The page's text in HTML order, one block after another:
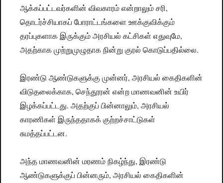
ஆக்கப்பட்டவர்களின் விவகாரம் என்றாலும் சரி,
தொடர்ச்சியாகப் போராட்டங்களை ஊக்குவிக்கும்
தரப்புகளாக இருக்கும் அரசியல் கட்சிகள் எதுவுமே,
அதற்காக முற்றுமுழுதாக நின்று குரல் கொடுப்பதில்லை.
இரண்டு ஆண்டுகளுக்கு முன்னர், அரசியல் கைதிகளின்
விடுதலைக்காக, செந்தூரன் என்ற மாணவனின் உயிர்
இழக்கப்பட்டது. அதற்குப் பின்னாலும், அரசியல்
காரணிகள் இருந்ததாகக் குற்றச்சாட்டுகள்
சுமத்தப்பட்டன.
அந்த மாணவனின் மரணம் நிகழ்ந்து, இரண்டு
ஆண்டுகளுக்குப் பின்னரும், அரசியல் கைதிகளின்